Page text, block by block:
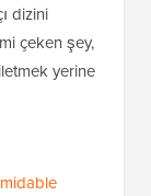
dizini
çeken şey,
yerine